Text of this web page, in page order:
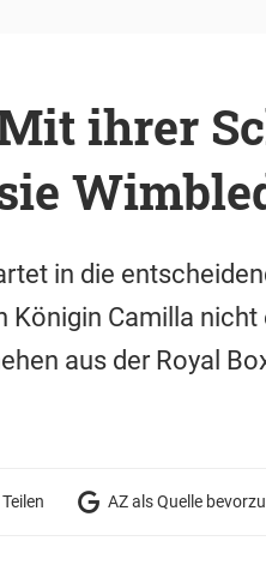
ihrer
in die
Camilla nicht
aus der Royal
Teilen AZ als Quelle